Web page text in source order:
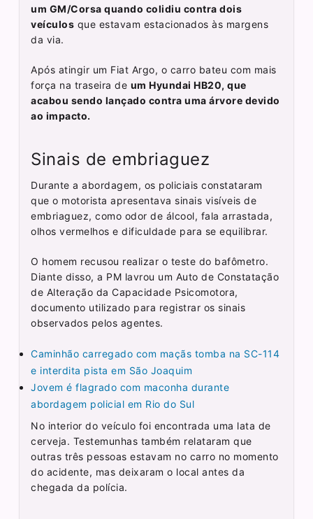
um GM/Corsa quando colidiu contra dois
veículos que estavam estacionados às margens
da via.
Após atingir um Fiat Argo, o carro bateu com mais
força na traseira de um Hyundai HB20, que
acabou sendo lançado contra uma árvore devido
ao impacto.
Sinais de embriaguez
Durante a abordagem, os policiais constataram
que o motorista apresentava sinais visíveis de
embriaguez, como odor de álcool, fala arrastada,
olhos vermelhos e dificuldade para se equilibrar.
O homem recusou realizar o teste do bafômetro.
Diante disso, a PM lavrou um Auto de Constatação
de Alteração da Capacidade Psicomotora,
documento utilizado para registrar os sinais
observados pelos agentes.
Caminhão carregado com maçãs tomba na SC-114
e interdita pista em São Joaquim
Jovem é flagrado com maconha durante
abordagem policial em Rio do Sul
No interior do veículo foi encontrada uma lata de
cerveja. Testemunhas também relataram que
outras três pessoas estavam no carro no momento
do acidente, mas deixaram o local antes da
chegada da polícia.